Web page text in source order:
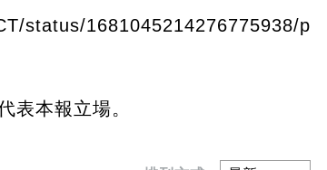
status/1681045214276775938/p
表本報立場。